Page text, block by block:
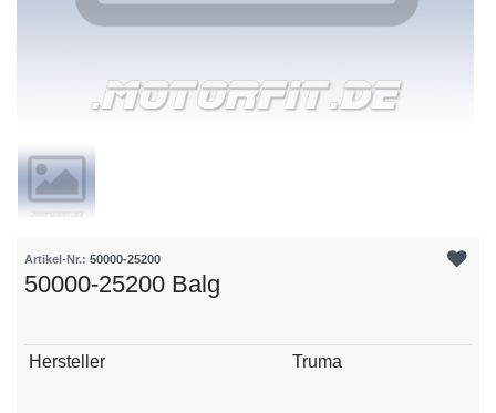
Artikel-Nr.: 50000-25200
50000-25200 Balg
Technisches
Wert
Hersteller Truma